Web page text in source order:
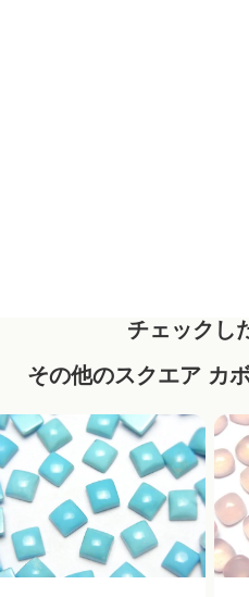
チェックし
その他のスクエア カ